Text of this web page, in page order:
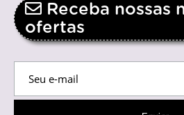
Receba nossas
ofertas